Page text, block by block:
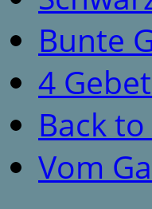
Bunte
4
Back
Vom